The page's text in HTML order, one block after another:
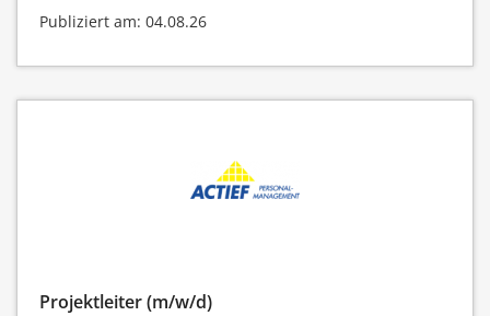
Publiziert am: 04.08.26
Projektleiter (m/w/d)